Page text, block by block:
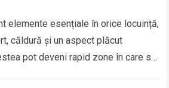
elemente esențiale în orice locuință,
căldură și un aspect plăcut
pot deveni rapid zone în care se